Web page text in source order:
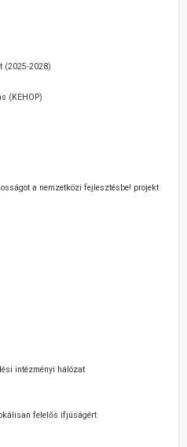
(2025-2028)
(KEHOP)
a nemzetközi fejlesztésbe! projekt
intézményi hálózat
felelős ifjúságért